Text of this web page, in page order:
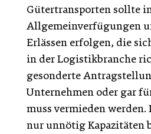
Gütertransporten sollte
Allgemeinverfügungen
Erlässen erfolgen, die
in der Logistikbranche
gesonderte
Unternehmen oder gar
muss vermieden
nur unnötig Kapazitäten